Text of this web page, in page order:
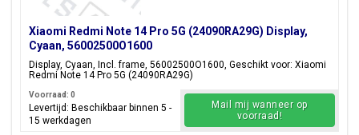
Xiaomi Redmi Note 14 Pro 5G (24090RA29G) Display,
Cyaan, 56002500O1600
Display, Cyaan, Incl. frame, 56002500O1600, Geschikt voor: Xiaomi
Redmi Note 14 Pro 5G (24090RA29G)
Voorraad: 0
Levertijd: Beschikbaar binnen 5 -
15 werkdagen
Mail mij wanneer op
voorraad!